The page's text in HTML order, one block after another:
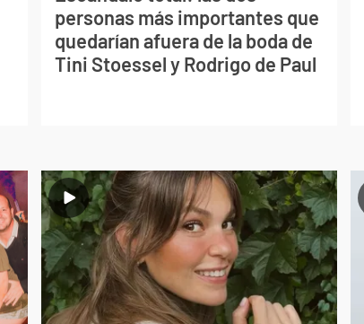
personas más importantes que
quedarían afuera de la boda de
Tini Stoessel y Rodrigo de Paul